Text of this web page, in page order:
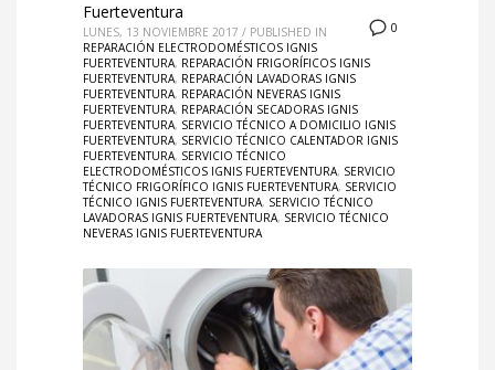
0
Fuerteventura
LUNES, 13 NOVIEMBRE 2017 / PUBLISHED IN
REPARACIÓN ELECTRODOMÉSTICOS IGNIS
FUERTEVENTURA, REPARACIÓN FRIGORÍFICOS IGNIS
FUERTEVENTURA, REPARACIÓN LAVADORAS IGNIS
FUERTEVENTURA, REPARACIÓN NEVERAS IGNIS
FUERTEVENTURA, REPARACIÓN SECADORAS IGNIS
FUERTEVENTURA, SERVICIO TÉCNICO A DOMICILIO IGNIS
FUERTEVENTURA, SERVICIO TÉCNICO CALENTADOR IGNIS
FUERTEVENTURA, SERVICIO TÉCNICO
ELECTRODOMÉSTICOS IGNIS FUERTEVENTURA, SERVICIO
TÉCNICO FRIGORÍFICO IGNIS FUERTEVENTURA, SERVICIO
TÉCNICO IGNIS FUERTEVENTURA, SERVICIO TÉCNICO
LAVADORAS IGNIS FUERTEVENTURA, SERVICIO TÉCNICO
NEVERAS IGNIS FUERTEVENTURA